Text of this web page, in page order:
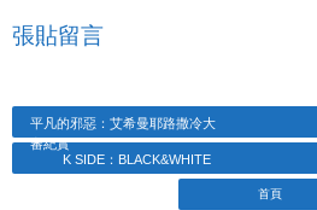
張貼留言
平凡的邪惡：艾希曼耶路撒冷大
審紀實
K SIDE：BLACK&WHITE
首頁